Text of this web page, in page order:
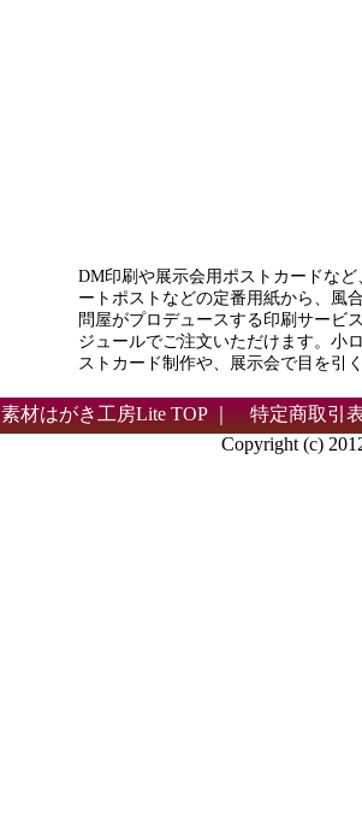
DM印刷や展示会用ポストカードな
ートポストなどの定番用紙から、風
問屋がプロデュースする印刷サービ
ジュールでご注文いただけます。小
ストカード制作や、展示会で目を引
素材はがき工房Lite TOP｜ 特定商取引
Copyright (c)